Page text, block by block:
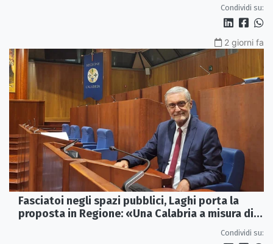
Condividi su:
2 giorni fa
Fasciatoi negli spazi pubblici, Laghi porta la
proposta in Regione: «Una Calabria a misura di
Condividi su: